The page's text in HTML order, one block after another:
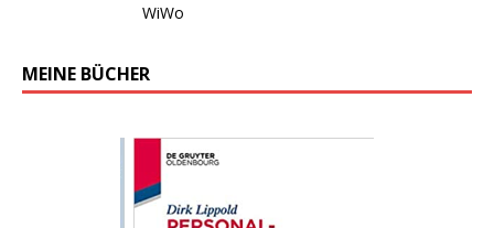
WiWo
MEINE BÜCHER